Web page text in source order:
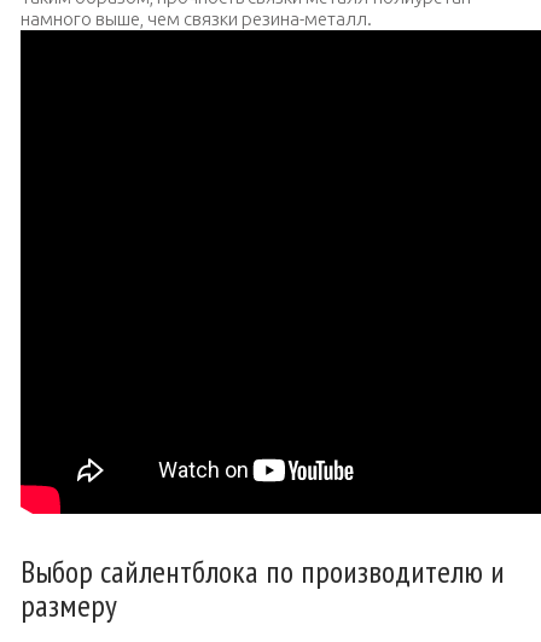
намного выше, чем связки резина-металл.
Выбор сайлентблока по производителю и
размеру